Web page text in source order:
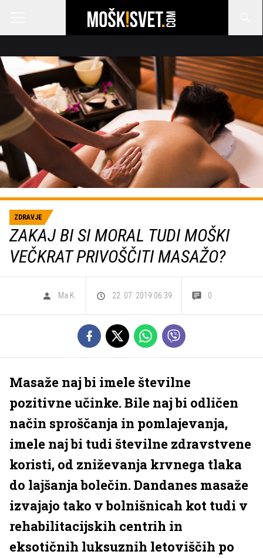
ZDRAVJE
ZAKAJ BI SI MORAL TUDI MOŠKI
VEČKRAT PRIVOŠČITI MASAŽO?
Ma.K. 22. 07. 2019 06.39 0
Masaže naj bi imele številne
pozitivne učinke. Bile naj bi odličen
način sproščanja in pomlajevanja,
imele naj bi tudi številne zdravstvene
koristi, od zniževanja krvnega tlaka
do lajšanja bolečin. Dandanes masaže
izvajajo tako v bolnišnicah kot tudi v
rehabilitacijskih centrih in
eksotičnih luksuznih letoviščih po